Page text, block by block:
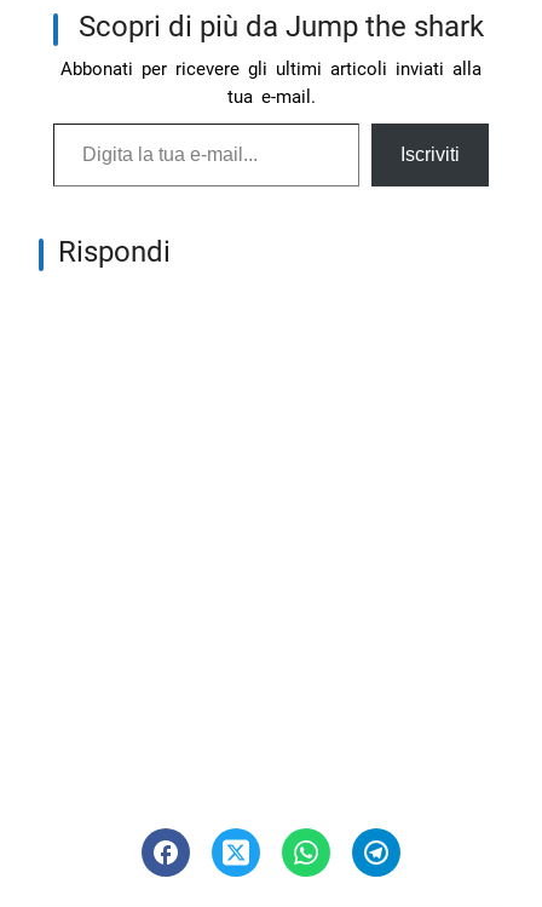
Scopri di più da Jump the shark
Abbonati per ricevere gli ultimi articoli inviati alla
tua e-mail.
Digita la tua e-mail...
Iscriviti
Rispondi